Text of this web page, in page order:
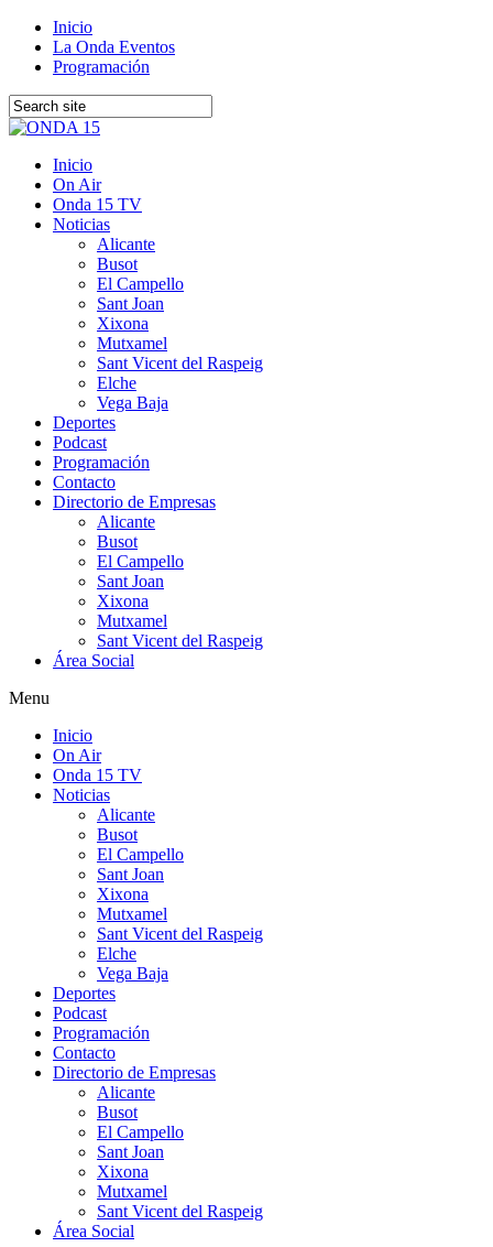
Inicio
La Onda Eventos
Programación
Inicio
On Air
Onda 15 TV
Noticias
Alicante
Busot
El Campello
Sant Joan
Xixona
Mutxamel
Sant Vicent del Raspeig
Elche
Vega Baja
Deportes
Podcast
Programación
Contacto
Directorio de Empresas
Alicante
Busot
El Campello
Sant Joan
Xixona
Mutxamel
Sant Vicent del Raspeig
Área Social
Menu
Inicio
On Air
Onda 15 TV
Noticias
Alicante
Busot
El Campello
Sant Joan
Xixona
Mutxamel
Sant Vicent del Raspeig
Elche
Vega Baja
Deportes
Podcast
Programación
Contacto
Directorio de Empresas
Alicante
Busot
El Campello
Sant Joan
Xixona
Mutxamel
Sant Vicent del Raspeig
Área Social